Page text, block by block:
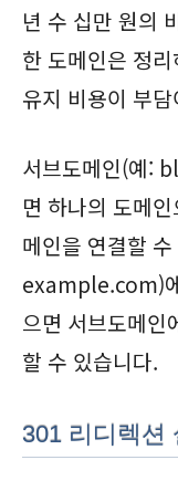
년 수 십만 원의
한 도메인은 정
유지 비용이 부
서브도메인(예:
면 하나의 도메
메인을 연결할
example.com)
으면 서브도메인
할 수 있습니다.
301 리디렉션